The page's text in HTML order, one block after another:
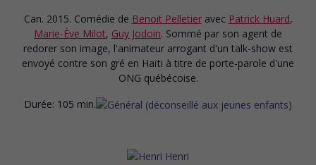
Can. 2015. Comédie de Benoit Pelletier avec Patrick Huard,
Marie-Ève Milot, Guy Jodoin. Sommé par son agent de
redorer son image, l'animateur arrogant d'un talk-show est
envoyé contre son gré en Haïti à titre de porte-parole d'une
ONG québécoise.
Durée: 105 min.